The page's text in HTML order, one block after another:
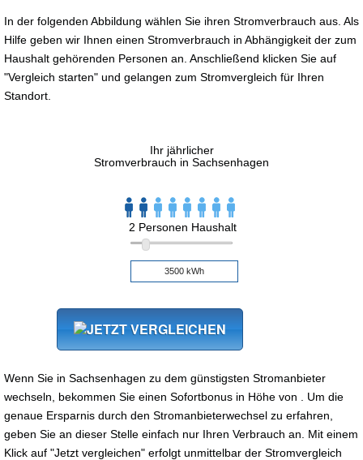
In der folgenden Abbildung wählen Sie ihren Stromverbrauch aus. Als
Hilfe geben wir Ihnen einen Stromverbrauch in Abhängigkeit der zum
Haushalt gehörenden Personen an. Anschließend klicken Sie auf
"Vergleich starten" und gelangen zum Stromvergleich für Ihren
Standort.
Ihr jährlicher
Stromverbrauch in Sachsenhagen
2 Personen Haushalt
Wenn Sie in Sachsenhagen zu dem günstigsten Stromanbieter
wechseln, bekommen Sie einen Sofortbonus in Höhe von . Um die
genaue Ersparnis durch den Stromanbieterwechsel zu erfahren,
geben Sie an dieser Stelle einfach nur Ihren Verbrauch an. Mit einem
Klick auf "Jetzt vergleichen" erfolgt unmittelbar der Stromvergleich